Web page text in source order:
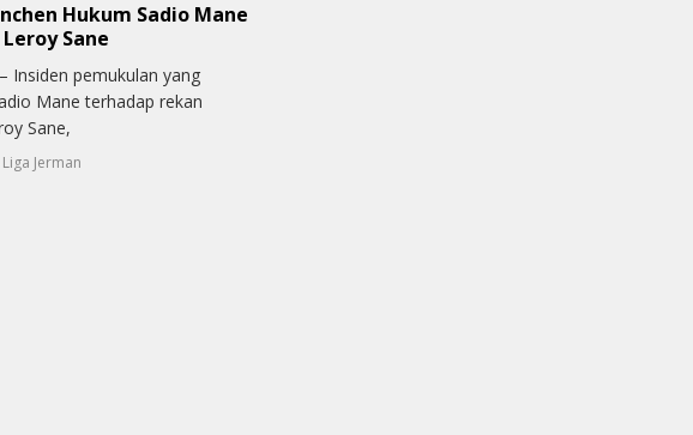
Hukum Sadio Mane
Sane
Insiden pemukulan yang
Mane terhadap rekan
Sane,
Liga Jerman